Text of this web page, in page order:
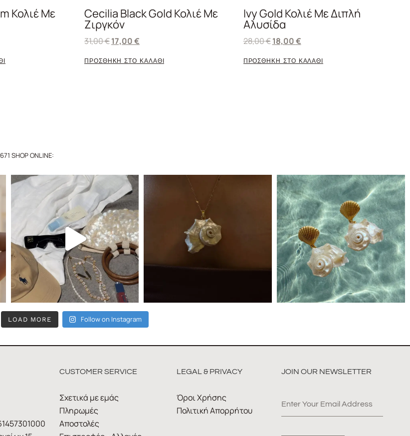
Κολιέ Με Cecilia Black Gold Κολιέ Με
Ζιργκόν
31,00€17,00€
ΠΡΟΣΘΗΚΗ ΣΤΟ ΚΑΛΑΘΙ
Ivy Gold Κολιέ Με Διπλή
Αλυσίδα
28,00€18,00€
ΠΡΟΣΘΗΚΗ ΣΤΟ ΚΑΛΑΘΙ
SHOP ONLINE:
LOAD MORE Follow on Instagram
CUSTOMER SERVICE
Σχετικά με εμάς
Πληρωμές
Αποστολές
LEGAL & PRIVACY
Όροι Χρήσης
Πολιτική Απορρήτου
JOIN OUR NEWSLETTER